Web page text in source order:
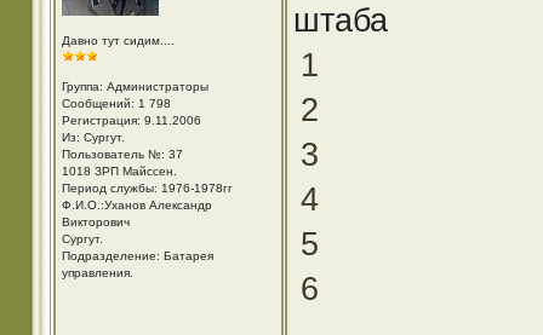
Давно тут сидим....
Группа: Администраторы
Сообщений: 1 798
Регистрация: 9.11.2006
Из: Cургут.
Пользователь №: 37
1018 ЗРП Майссен.
Период службы: 1976-1978гг
Ф.И.О.:Уханов Александр
Викторович
Cургут.
Подразделение: Батарея
управления.
штаба
1
2
3
4
5
6